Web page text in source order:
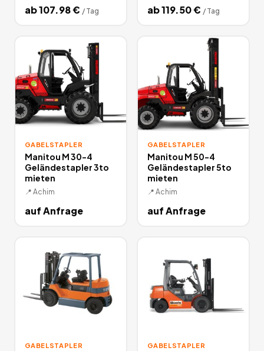
ab107.98€ / Tag ab119.50€ / Tag
GABELSTAPLER
Manitou M 30-4
Geländestapler 3to
mieten
📍 Achim
auf Anfrage
GABELSTAPLER
Manitou M 50-4
Geländestapler 5to
mieten
📍 Achim
auf Anfrage
GABELSTAPLER GABELSTAPLER